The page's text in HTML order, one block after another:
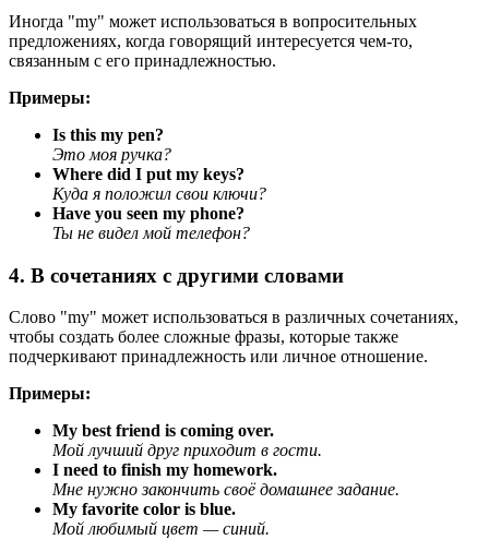
Иногда "my" может использоваться в вопросительных
предложениях, когда говорящий интересуется чем-то,
связанным с его принадлежностью.
Примеры:
Is this my pen?
Это моя ручка?
Where did I put my keys?
Куда я положил свои ключи?
Have you seen my phone?
Ты не видел мой телефон?
4. В сочетаниях с другими словами
Слово "my" может использоваться в различных сочетаниях,
чтобы создать более сложные фразы, которые также
подчеркивают принадлежность или личное отношение.
Примеры:
My best friend is coming over.
Мой лучший друг приходит в гости.
I need to finish my homework.
Мне нужно закончить своё домашнее задание.
My favorite color is blue.
Мой любимый цвет — синий.